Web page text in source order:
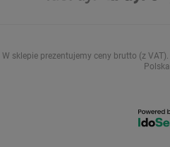
W sklepie prezentujemy ceny brutto (z VAT).
Polska